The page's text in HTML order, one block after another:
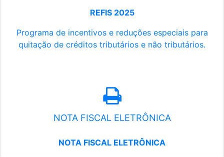
REFIS 2025
Programa de incentivos e reduções especiais para
quitação de créditos tributários e não tributários.
NOTA FISCAL ELETRÔNICA
NOTA FISCAL ELETRÔNICA